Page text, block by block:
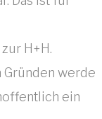
H+H.
Gründen werde
ein